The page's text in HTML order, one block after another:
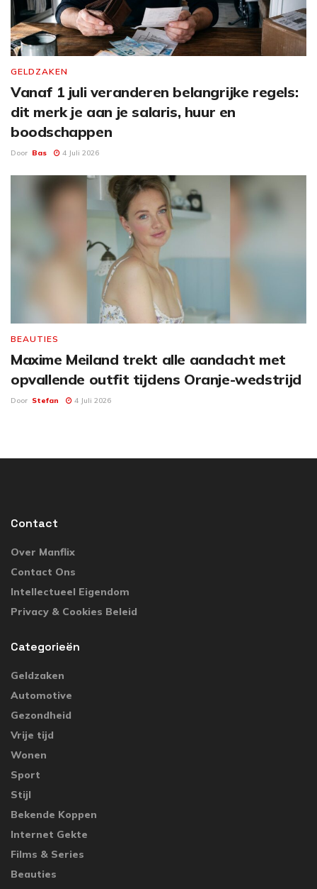
GELDZAKEN
Vanaf 1 juli veranderen belangrijke regels:
dit merk je aan je salaris, huur en
boodschappen
Door Bas 4 Juli 2026
BEAUTIES
Maxime Meiland trekt alle aandacht met
opvallende outfit tijdens Oranje-wedstrijd
Door Stefan 4 Juli 2026
Contact
Over Manflix
Contact Ons
Intellectueel Eigendom
Privacy & Cookies Beleid
Categorieën
Geldzaken
Automotive
Gezondheid
Vrije tijd
Wonen
Sport
Stijl
Bekende Koppen
Internet Gekte
Films & Series
Beauties